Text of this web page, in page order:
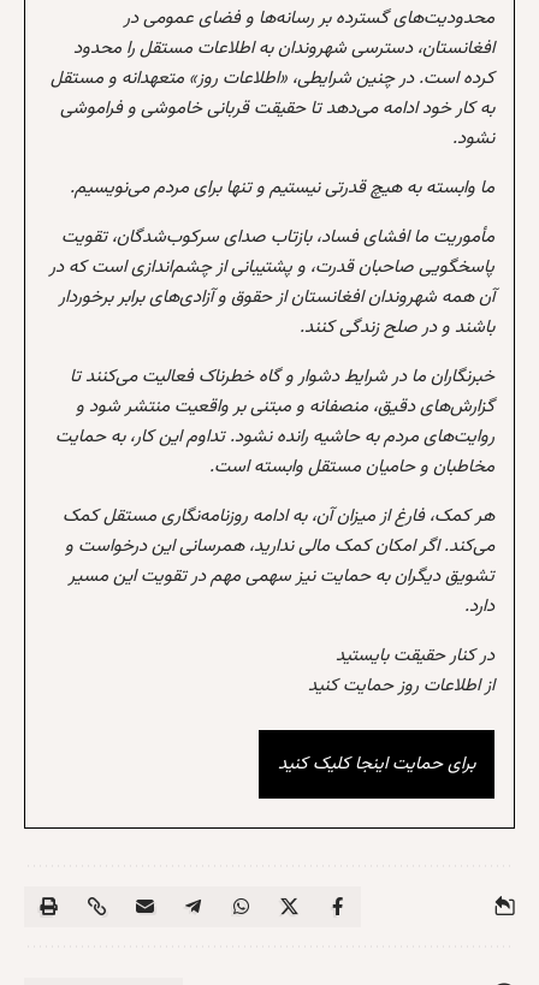
محدودیت‌های گسترده بر رسانه‌ها و فضای عمومی در
افغانستان، دسترسی شهروندان به اطلاعات مستقل را محدود
کرده است. در چنین شرایطی، «اطلاعات روز» متعهدانه و مستقل
به کار خود ادامه می‌دهد تا حقیقت قربانی خاموشی و فراموشی
نشود.
ما وابسته به هیچ قدرتی نیستیم و تنها برای مردم می‌نویسیم.
مأموریت ما افشای فساد، بازتاب صدای سرکوب‌شدگان، تقویت
پاسخگویی صاحبان قدرت، و پشتیبانی از چشم‌اندازی است که در
آن همه شهروندان افغانستان از حقوق و آزادی‌های برابر برخوردار
باشند و در صلح زندگی کنند.
خبرنگاران ما در شرایط دشوار و گاه خطرناک فعالیت می‌کنند تا
گزارش‌های دقیق، منصفانه و مبتنی بر واقعیت منتشر شود و
روایت‌های مردم به حاشیه رانده نشود. تداوم این کار، به حمایت
مخاطبان و حامیان مستقل وابسته است.
هر کمک، فارغ از میزان آن، به ادامه روزنامه‌نگاری مستقل کمک
می‌کند. اگر امکان کمک مالی ندارید، همرسانی این درخواست و
تشویق دیگران به حمایت نیز سهمی مهم در تقویت این مسیر
دارد.
در کنار حقیقت بایستید
از اطلاعات روز حمایت کنید
برای حمایت اینجا کلیک کنید